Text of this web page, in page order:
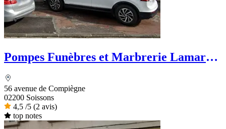
Pompes Funèbres et Marbrerie Lamarre
56 avenue de Compiègne
02200 Soissons
4,5 /5 (2 avis)
top notes